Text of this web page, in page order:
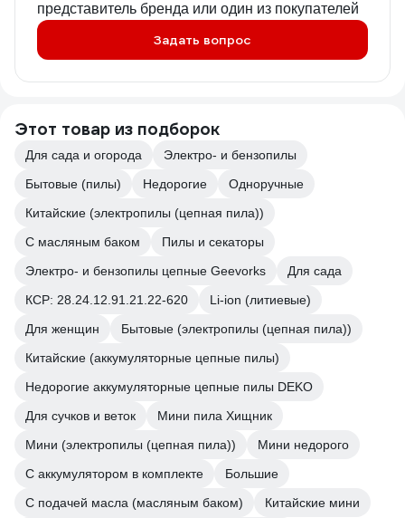
представитель бренда или один из покупателей
Задать вопрос
Этот товар из подборок
Для сада и огорода
Электро- и бензопилы
Бытовые (пилы)
Недорогие
Одноручные
Китайские (электропилы (цепная пила))
С масляным баком
Пилы и секаторы
Электро- и бензопилы цепные Geevorks
Для сада
КСР: 28.24.12.91.21.22-620
Li-ion (литиевые)
Для женщин
Бытовые (электропилы (цепная пила))
Китайские (аккумуляторные цепные пилы)
Недорогие аккумуляторные цепные пилы DEKO
Для сучков и веток
Мини пила Хищник
Мини (электропилы (цепная пила))
Мини недорого
С аккумулятором в комплекте
Большие
С подачей масла (масляным баком)
Китайские мини